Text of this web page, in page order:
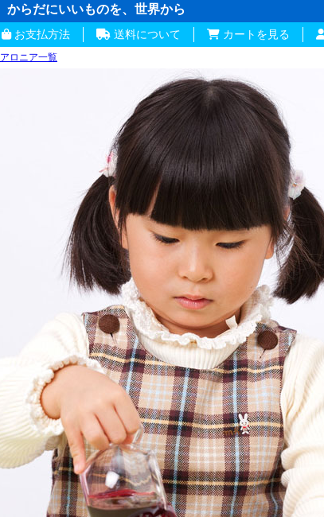
からだにいいものを、世界から
お支払方法 送料について カートを見る
アロニア一覧